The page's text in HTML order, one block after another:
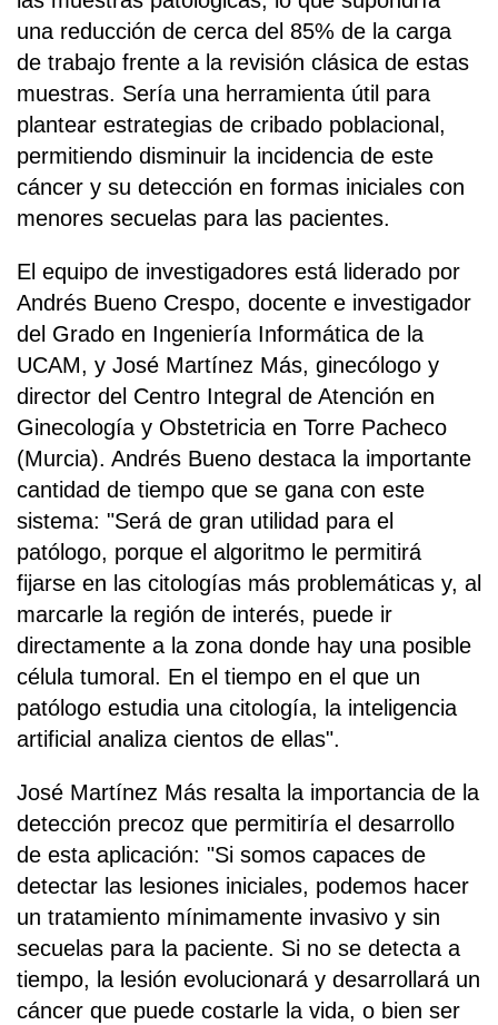
una reducción de cerca del 85% de la carga
de trabajo frente a la revisión clásica de estas
muestras. Sería una herramienta útil para
plantear estrategias de cribado poblacional,
permitiendo disminuir la incidencia de este
cáncer y su detección en formas iniciales con
menores secuelas para las pacientes.
El equipo de investigadores está liderado por
Andrés Bueno Crespo, docente e investigador
del Grado en Ingeniería Informática de la
UCAM, y José Martínez Más, ginecólogo y
director del Centro Integral de Atención en
Ginecología y Obstetricia en Torre Pacheco
(Murcia). Andrés Bueno destaca la importante
cantidad de tiempo que se gana con este
sistema: "Será de gran utilidad para el
patólogo, porque el algoritmo le permitirá
fijarse en las citologías más problemáticas y, al
marcarle la región de interés, puede ir
directamente a la zona donde hay una posible
célula tumoral. En el tiempo en el que un
patólogo estudia una citología, la inteligencia
artificial analiza cientos de ellas".
José Martínez Más resalta la importancia de la
detección precoz que permitiría el desarrollo
de esta aplicación: "Si somos capaces de
detectar las lesiones iniciales, podemos hacer
un tratamiento mínimamente invasivo y sin
secuelas para la paciente. Si no se detecta a
tiempo, la lesión evolucionará y desarrollará un
cáncer que puede costarle la vida, o bien ser